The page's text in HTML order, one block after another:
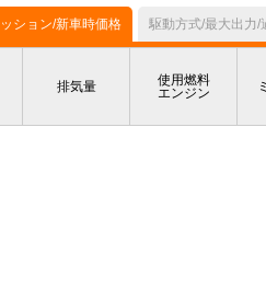
ション/新車時価格 駆動方式/最大出力/
排気量
使用燃料
エンジン